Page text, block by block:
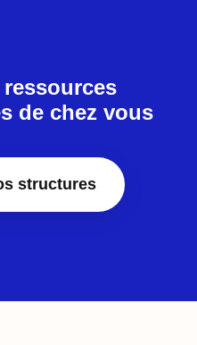
de chez vous
structures